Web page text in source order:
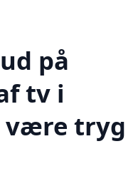
på
tv i
være tryg